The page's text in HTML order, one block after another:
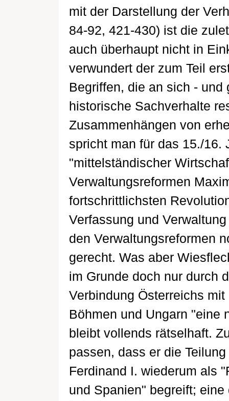
mit der Darstellung der
84-92, 421-430) ist die
auch überhaupt nicht in
verwundert der zum Teil
Begriffen, die an sich -
historische Sachverhalte
Zusammenhängen von
spricht man für das 15./16.
"mittelständischer
Verwaltungsreformen
fortschrittlichsten
Verfassung und
den Verwaltungsreformen
gerecht. Was aber
im Grunde doch nur durch
Verbindung Österreichs
Böhmen und Ungarn "eine
bleibt vollends rätselhaft.
passen, dass er die
Ferdinand I. wiederum als
und Spanien" begreift;